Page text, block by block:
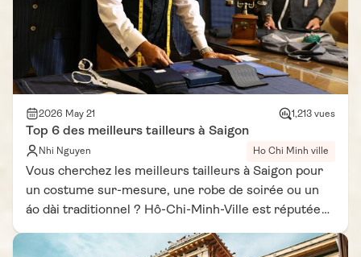
2026 May 21 1,213 vues
Top 6 des meilleurs tailleurs à Saigon
Nhi Nguyen Ho Chi Minh ville
Vous cherchez les meilleurs tailleurs à Saigon pour
un costume sur-mesure, une robe de soirée ou un
áo dài traditionnel ? Hô-Chi-Minh-Ville est réputée
dans toute l'Asie du Sud-Est pour la qualité de son
artisanat textile et ses prix bien inférieurs à ceux de